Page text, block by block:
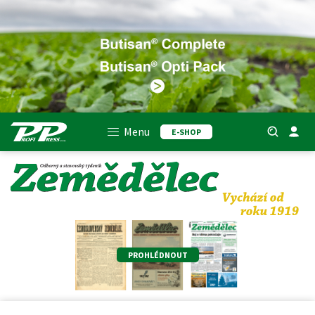
Menu E-SHOP
PROHLÉDNOUT